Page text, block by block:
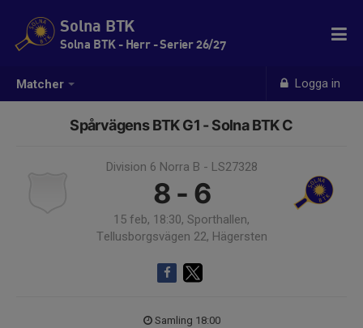
Matcher Logga in
Solna BTK
Solna BTK - Herr - Serier 26/27
Spårvägens BTK G1 - Solna BTK C
Division 6 Norra B - LS27328
8 - 6
15 feb, 18:30, Sporthallen,
Tellusborgsvägen 22, Hägersten
Samling 18:00